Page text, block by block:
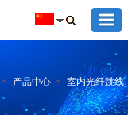
> 产品中心 > 室内光纤跳线